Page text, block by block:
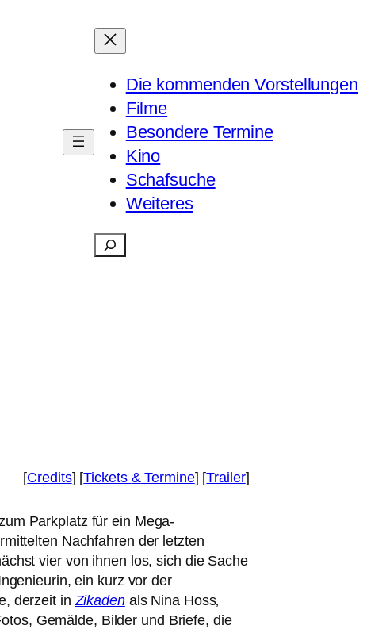
Die kommenden Vorstellungen
Filme
Besondere Termine
Kino
Schafsuche
Weiteres
Suchen
[Credits] [Tickets &Termine] [Trailer]
Parkplatz für ein Mega-
Nachfahren der letz­ten
vier von ihnen los, sich die Sache
ein kurz vor der
der­zeit inZikadenals Nina Hoss‚
Gemälde, Bilder und Briefe, die